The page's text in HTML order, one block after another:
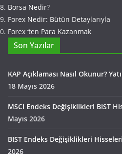
Borsa Nedir?
Forex Nedir: Bütün Detaylarıyla
Forex ‘ten Para Kazanmak
Son Yazılar
KAP Açıklaması Nasıl Okunur?
18 Mayıs 2026
MSCI Endeks Değişiklikleri BIST
Mayıs 2026
BIST Endeks Değişiklikleri
2026